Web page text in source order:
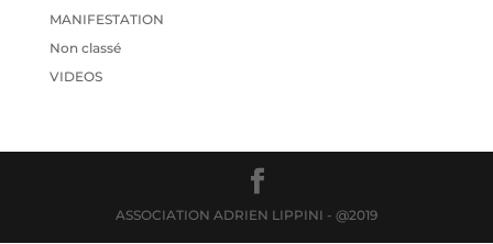
MANIFESTATION
Non classé
VIDEOS
ASSOCIATION ADRIEN LIPPINI - @2019